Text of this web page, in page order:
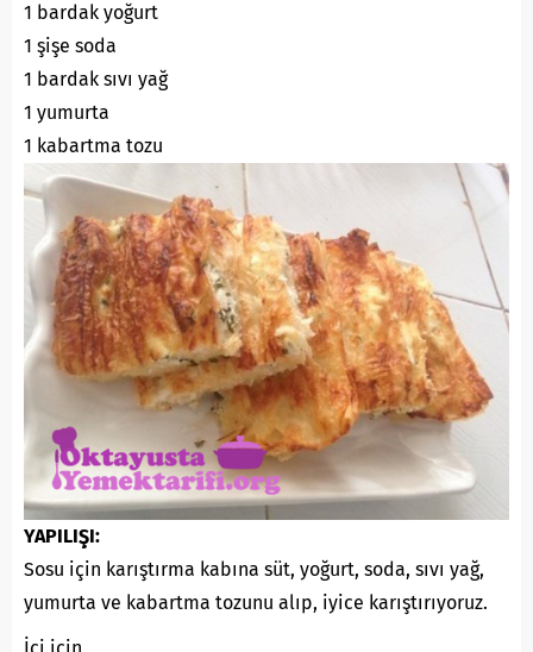
1 bardak yoğurt
1 şişe soda
1 bardak sıvı yağ
1 yumurta
1 kabartma tozu
YAPILIŞI:
Sosu için karıştırma kabına süt, yoğurt, soda, sıvı yağ,
yumurta ve kabartma tozunu alıp, iyice karıştırıyoruz.
İçi için